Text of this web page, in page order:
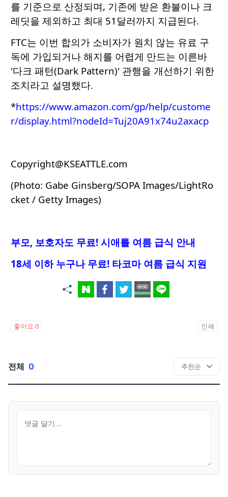
를 기준으로 산정되며, 기존에 받은 환불이나 크
레딧을 제외하고 최대 51달러까지 지급된다.
FTC는 이번 합의가 소비자가 원치 않는 유료 구
독에 가입되거나 해지를 어렵게 만드는 이른바
'다크 패턴(Dark Pattern)' 관행을 개선하기 위한
조치라고 설명했다.
*https://www.amazon.com/gp/help/custome
r/display.html?nodeId=Tuj20A91x74u2axacp
Copyright@KSEATTLE.com
(Photo: Gabe Ginsberg/SOPA Images/LightRo
cket / Getty Images)
부모, 보호자도 무료! 시애틀 여름 급식 안내
18세 이하 누구나 무료! 타코마 여름 급식 지원
좋아요 0 인쇄
전체 0